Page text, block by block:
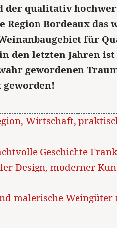
der qualitativ
Region Bordeaux das
für
den letzten Jahren
gewordenen
geworden!
Wirtschaft,
Geschichte
Design, moderner
malerische Weingüter